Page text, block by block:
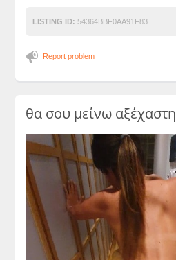
LISTING ID: 54364BBF0AA91F83
Report problem
θα σου μείνω αξέχαστη